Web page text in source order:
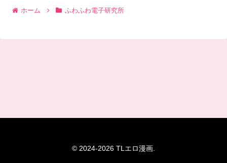
ホーム ふわふわ電子研究所
© 2024-2026 TLエロ漫画.